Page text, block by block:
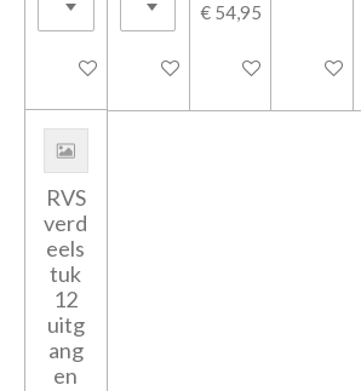
In winkelwagenIn winkelwagen
€ 54,95
In winkelwagen
In
RVS
verd
eels
tuk
12
uitg
ang
en